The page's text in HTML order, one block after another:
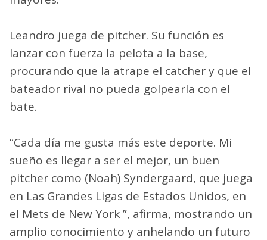
Leandro juega de pitcher. Su función es
lanzar con fuerza la pelota a la base,
procurando que la atrape el catcher y que el
bateador rival no pueda golpearla con el
bate.
“Cada día me gusta más este deporte. Mi
sueño es llegar a ser el mejor, un buen
pitcher como (Noah) Syndergaard, que juega
en Las Grandes Ligas de Estados Unidos, en
el Mets de New York ”, afirma, mostrando un
amplio conocimiento y anhelando un futuro